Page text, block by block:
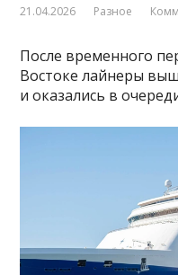
21.04.2026 Разное
После временного
Востоке лайнеры
и оказались в